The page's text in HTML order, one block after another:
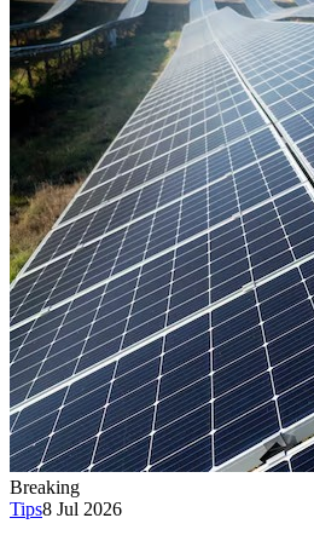
Breaking
Tips8 Jul 2026